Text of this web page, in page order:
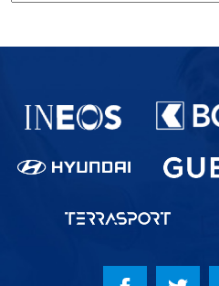
Partenaires du lausanne-Sport